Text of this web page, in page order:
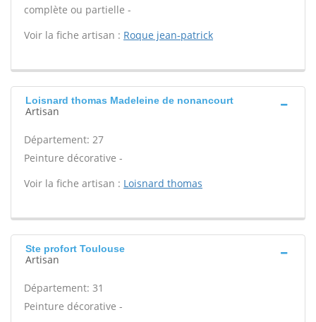
complète ou partielle -
Voir la fiche artisan : Roque jean-patrick
Loisnard thomas Madeleine de nonancourt
Artisan
Département: 27
Peinture décorative -
Voir la fiche artisan : Loisnard thomas
Ste profort Toulouse
Artisan
Département: 31
Peinture décorative -